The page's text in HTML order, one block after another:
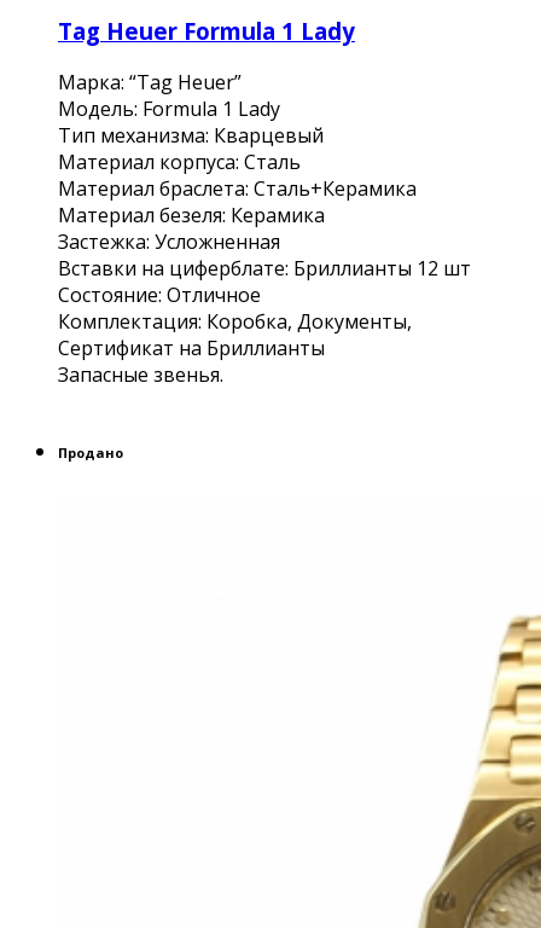
Tag Heuer Formula 1 Lady
Марка: “Tag Heuer”
Модель: Formula 1 Lady
Тип механизма: Кварцевый
Материал корпуса: Сталь
Материал браслета: Сталь+Керамика
Материал безеля: Керамика
Застежка: Усложненная
Вставки на циферблате: Бриллианты 12 шт
Состояние: Отличное
Комплектация: Коробка, Документы,
Сертификат на Бриллианты
Запасные звенья.
Продано